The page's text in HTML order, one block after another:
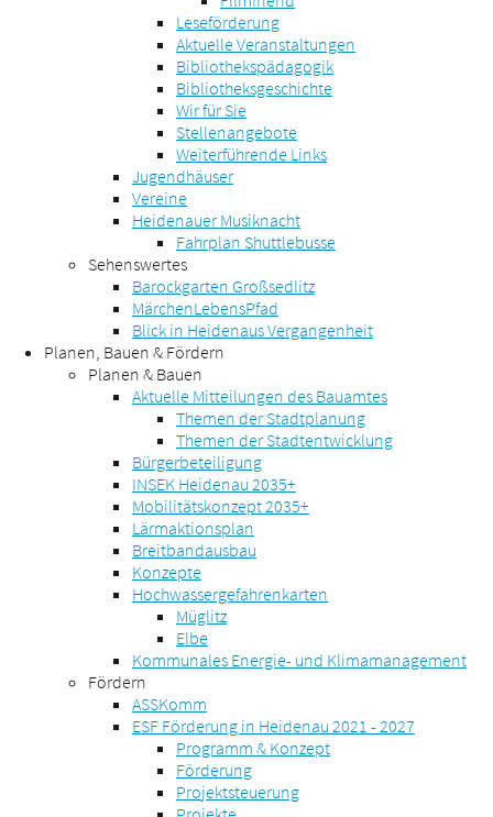
Leseförderung
Aktuelle Veranstaltungen
Bibliothekspädagogik
Bibliotheksgeschichte
Wir für Sie
Stellenangebote
Weiterführende Links
Jugendhäuser
Vereine
Heidenauer Musiknacht
Fahrplan Shuttlebusse
Sehenswertes
Barockgarten Großsedlitz
MärchenLebensPfad
Blick in Heidenaus Vergangenheit
Planen, Bauen & Fördern
Planen & Bauen
Aktuelle Mitteilungen des Bauamtes
Themen der Stadtplanung
Themen der Stadtentwicklung
Bürgerbeteiligung
INSEK Heidenau 2035+
Mobilitätskonzept 2035+
Lärmaktionsplan
Breitbandausbau
Konzepte
Hochwassergefahrenkarten
Müglitz
Elbe
Kommunales Energie- und Klimamanagement
Fördern
ASSKomm
ESF Förderung in Heidenau 2021 - 2027
Programm & Konzept
Förderung
Projektsteuerung